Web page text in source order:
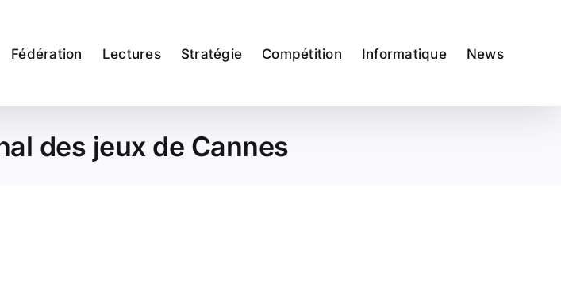
Fédération Lectures Stratégie Compétition Informatique News
des jeux de Cannes